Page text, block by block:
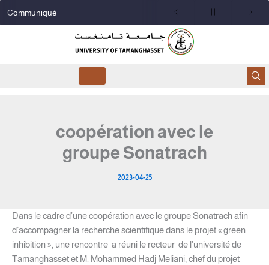
Communiqué
coopération avec le
groupe Sonatrach
2023-04-25
Dans le cadre d’une coopération avec le groupe Sonatrach afin
d’accompagner la recherche scientifique dans le projet « green
inhibition », une rencontre a réuni le recteur de l’université de
Tamanghasset et M. Mohammed Hadj Meliani, chef du projet